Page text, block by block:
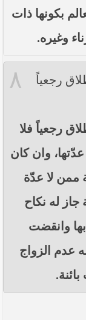
بكونها ذات
وغيره.
٨
رجعياً
رجعياً فلا
وان كان
ممن لا عدّة
جاز له نكاح
بها وانقضت
عدم الزواج